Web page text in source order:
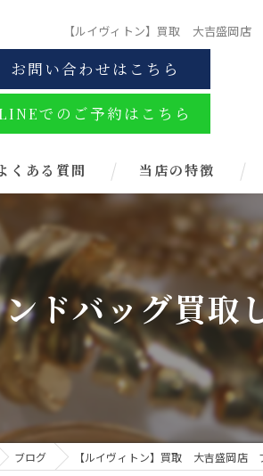
【ルイヴィトン】買取 大吉盛岡店
お問い合わせはこちら
でのご予約はこちら
くある質問 当店の特徴
ブランド
お酒
金券
時計
ドバッグ買取
ブログ 【ルイヴィトン】買取 大吉盛岡店